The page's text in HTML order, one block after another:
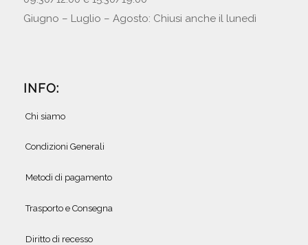
Giugno – Luglio – Agosto: Chiusi anche il lunedì
INFO:
Chi siamo
Condizioni Generali
Metodi di pagamento
Trasporto e Consegna
Diritto di recesso